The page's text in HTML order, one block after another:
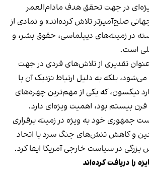
در جهت تحقق هدف مادام‌العمر
صلح‌آمیزتر تلاش کرده‌اند» و نمادی از
در زمینه‌های دیپلماسی، حقوق بشر، و
است.
عنوان تقدیری از تلاش‌های فردی در جهت
بلکه به دلیل ارتباط نزدیک آن با
نیکسون، که یکی از مهم‌ترین چهره‌های
بیستم بود، اهمیت ویژه‌ای دارد.
جمهوری خود به ویژه در زمینه برقراری
چین و کاهش تنش‌های جنگ سرد با اتحاد
در سیاست خارجی آمریکا ایفا کرد.
را دریافت کرده‌اند